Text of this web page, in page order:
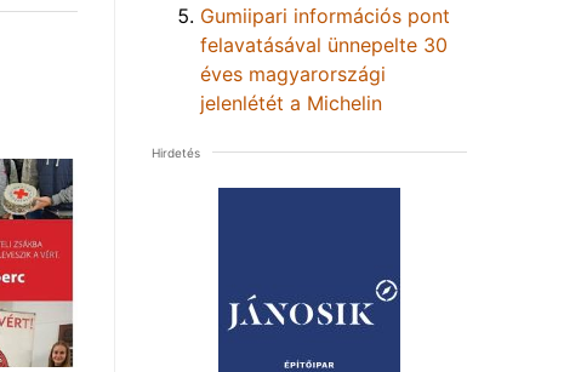
Gumiipari információs pont
felavatásával ünnepelte 30
éves magyarországi
jelenlétét a Michelin
Hirdetés